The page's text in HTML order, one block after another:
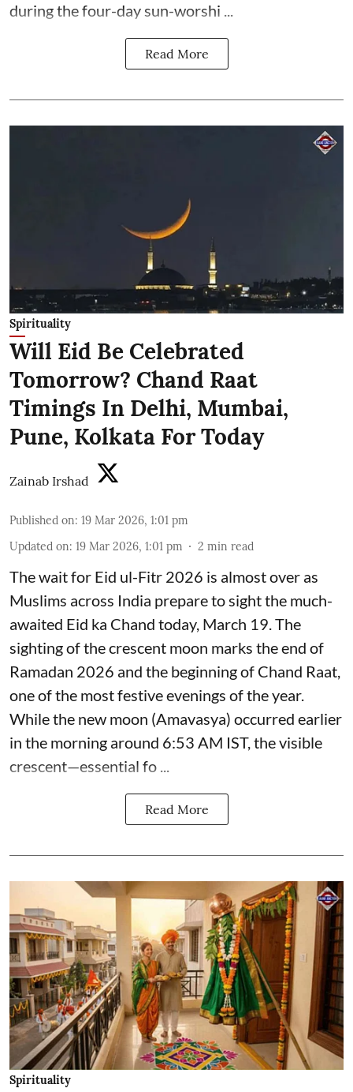
during the four-day sun-worshi ...
Read More
Spirituality
Will Eid Be Celebrated
Tomorrow? Chand Raat
Timings In Delhi, Mumbai,
Pune, Kolkata For Today
Zainab Irshad
Published on: 19 Mar 2026, 1:01 pm
Updated on: 19 Mar 2026, 1:01 pm 2 min read
The wait for Eid ul-Fitr 2026 is almost over as
Muslims across India prepare to sight the much-
awaited Eid ka Chand today, March 19. The
sighting of the crescent moon marks the end of
Ramadan 2026 and the beginning of Chand Raat,
one of the most festive evenings of the year.
While the new moon (Amavasya) occurred earlier
in the morning around 6:53 AM IST, the visible
crescent—essential fo ...
Read More
Spirituality